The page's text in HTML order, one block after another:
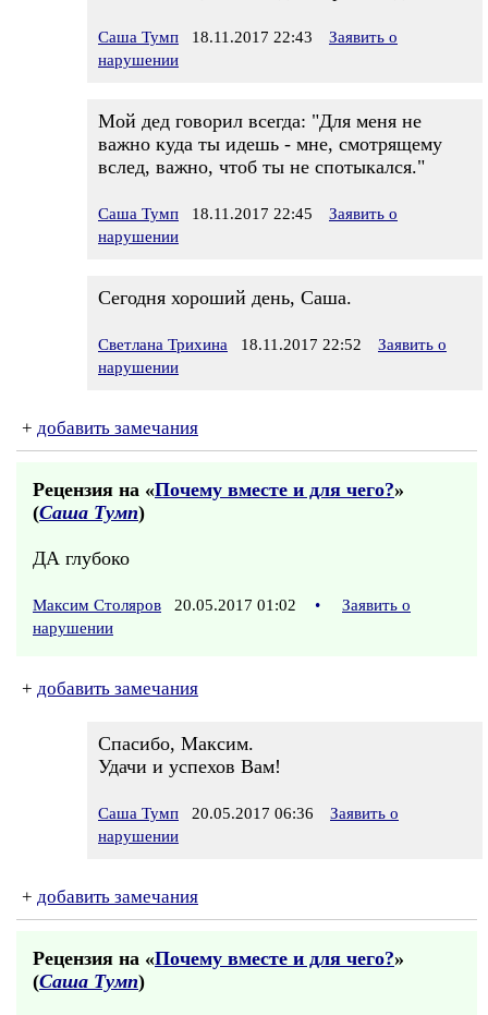
Саша Тумп 18.11.2017 22:43
Заявить о
нарушении
Мой дед говорил всегда: "Для меня не
важно куда ты идешь - мне, смотрящему
вслед, важно, чтоб ты не спотыкался."
Саша Тумп 18.11.2017 22:45
Заявить о
нарушении
Сегодня хороший день, Саша.
Светлана Трихина 18.11.2017 22:52
Заявить о
нарушении
+ добавить замечания
Рецензия на «Почему вместе и для чего?»
(Саша Тумп)
ДА глубоко
Максим Столяров 20.05.2017 01:02 •
Заявить о
нарушении
+ добавить замечания
Спасибо, Максим.
Удачи и успехов Вам!
Саша Тумп 20.05.2017 06:36
Заявить о
нарушении
+ добавить замечания
Рецензия на «Почему вместе и для чего?»
(Саша Тумп)